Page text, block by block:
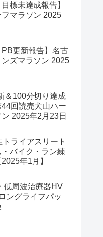
目標未達成報告】
フマラソン 2025
PB更新報告】名古
ンズマラソン 2025
＆100分切り達成
回読売犬山ハー
2025年2月23日
トライアスリート
・バイク・ラン練
年1月】
低周波治療器HV
ングライフパッ